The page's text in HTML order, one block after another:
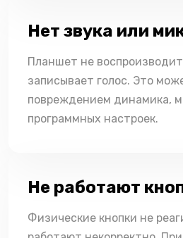
Нет звука или
Планшет не
записывает голос. Это
повреждением динамика,
программных настроек.
Не работают
Физические кнопки не